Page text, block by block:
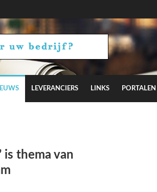
LEVERANCIERS LINKS PORTALEN
is thema van